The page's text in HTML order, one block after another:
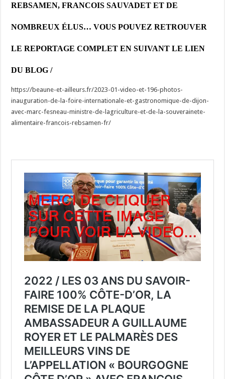
REBSAMEN, FRANCOIS SAUVADET ET DE
NOMBREUX ÉLUS…VOUS POUVEZ RETROUVER
LE REPORTAGE COMPLET EN SUIVANT LE LIEN
DU BLOG /
https://beaune-et-ailleurs.fr/2023-01-video-et-196-photos-
inauguration-de-la-foire-internationale-et-gastronomique-de-dijon-
avec-marc-fesneau-ministre-de-lagriculture-et-de-la-souverainete-
alimentaire-francois-rebsamen-fr/